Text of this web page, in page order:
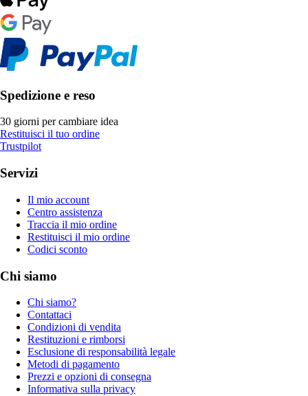
Spedizione e reso
30 giorni per cambiare idea
Restituisci il tuo ordine
Trustpilot
Servizi
Il mio account
Centro assistenza
Traccia il mio ordine
Restituisci il mio ordine
Codici sconto
Chi siamo
Chi siamo?
Contattaci
Condizioni di vendita
Restituzioni e rimborsi
Esclusione di responsabilità legale
Metodi di pagamento
Prezzi e opzioni di consegna
Informativa sulla privacy